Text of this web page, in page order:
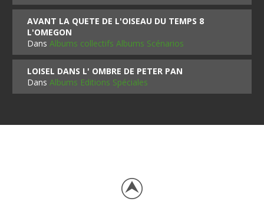
AVANT LA QUETE DE L'OISEAU DU TEMPS 8
L'OMEGON
DansAlbums collectifs Albums Scénarios
LOISEL DANS L' OMBRE DE PETER PAN
DansAlbums Editions Spéciales